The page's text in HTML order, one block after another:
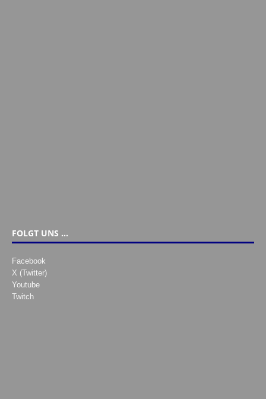
FOLGT UNS …
Facebook
X (Twitter)
Youtube
Twitch